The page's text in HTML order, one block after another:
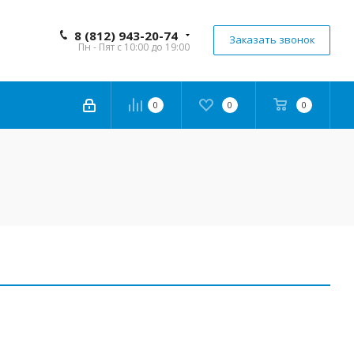
8 (812) 943-20-74
Пн - Пят с 10:00 до 19:00
Заказать звонок
0 0 0